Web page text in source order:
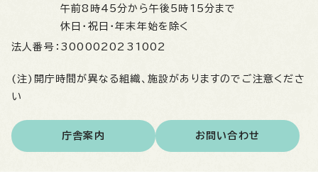
午前8時45分から午後5時15分まで
休日・祝日・年末年始を除く
法人番号： 3000020231002
(注)開庁時間が異なる組織、施設がありますのでご注意くださ
い
庁舎案内 お問い合わせ